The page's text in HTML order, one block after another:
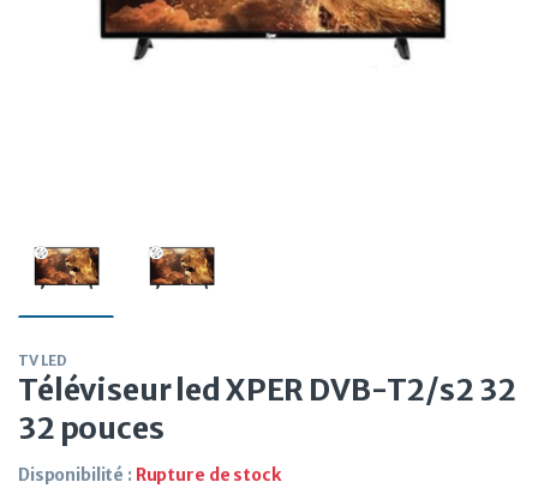
TV LED
Téléviseur led XPER DVB-T2/s2 32
32 pouces
Disponibilité : Rupture de stock